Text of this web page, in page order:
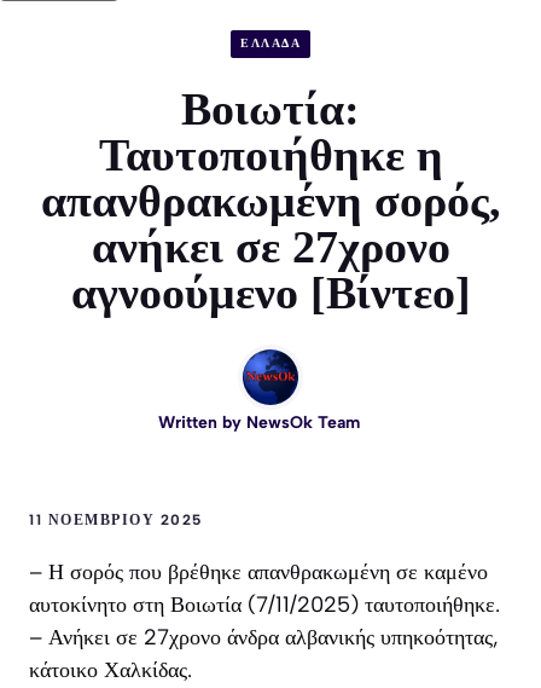
ΕΛΛΑΔΑ
Βοιωτία:
Ταυτοποιήθηκε η
απανθρακωμένη σορός,
ανήκει σε 27χρονο
αγνοούμενο [Βίντεο]
Written by NewsOk Team
11 ΝΟΕΜΒΡΊΟΥ 2025
– Η σορός που βρέθηκε απανθρακωμένη σε καμένο
αυτοκίνητο στη Βοιωτία (7/11/2025) ταυτοποιήθηκε.
– Ανήκει σε 27χρονο άνδρα αλβανικής υπηκοότητας,
κάτοικο Χαλκίδας.